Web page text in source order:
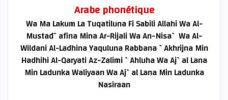
Arabe phonétique
Wa Ma Lakum La Tuqatiluna Fi Sabili Allahi Wa Al-
Mustađ`afina Mina Ar-Rijali Wa An-Nisa` Wa Al-
Wildani Al-Ladhina Yaquluna Rabbana `Akhrijna Min
Hadhihi Al-Qaryati Az-Zalimi `Ahluha Wa Aj`al Lana
Min Ladunka Waliyaan Wa Aj`al Lana Min Ladunka
Nasiraan